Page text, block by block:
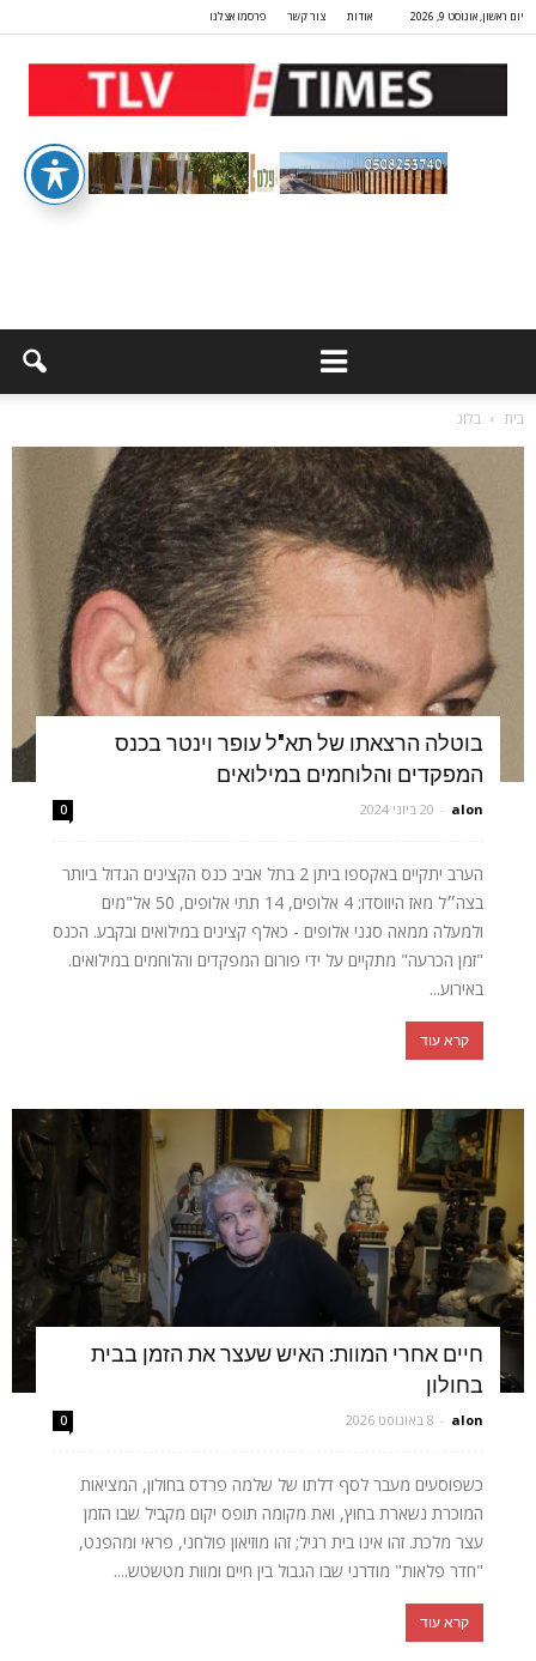
יום ראשון, אוגוסט 9, 2026 אודות צור קשר פרסמו אצלנו
בית בלוג
בוטלה הרצאתו של תא"ל עופר וינטר בכנס
המפקדים והלוחמים במילואים
alon
- 20 ביוני 2024 0
הערב יתקיים באקספו ביתן 2 בתל אביב כנס הקצינים הגדול ביותר
בצה״ל מאז היווסדו: 4 אלופים, 14 תתי אלופים, 50 אל"מים
ולמעלה ממאה סגני אלופים - כאלף קצינים במילואים ובקבע. הכנס
"זמן הכרעה" מתקיים על ידי פורום המפקדים והלוחמים במילואים.
באירוע...
קרא עוד
חיים אחרי המוות: האיש שעצר את הזמן בבית
בחולון
alon
- 8 באוגוסט 2026 0
כשפוסעים מעבר לסף דלתו של שלמה פרדס בחולון, המציאות
המוכרת נשארת בחוץ, ואת מקומה תופס יקום מקביל שבו הזמן
עצר מלכת. זהו אינו בית רגיל; זהו מוזיאון פולחני, פראי ומהפנט,
"חדר פלאות" מודרני שבו הגבול בין חיים ומוות מטשטש....
קרא עוד